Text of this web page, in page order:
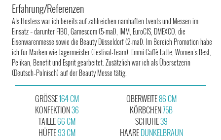
Erfahrung/Referenzen
Als Hostess war ich bereits auf zahlreichen namhaften Events und Messen im
Einsatz – darunter FIBO, Gamescom (5-mal), IMM, EuroCIS, DMEXCO, die
Eisenwarenmesse sowie die Beauty Düsseldorf (2-mal). Im Bereich Promotion habe
ich für Marken wie Jägermeister (Festival-Team), Emmi Caffè Latte, Women’s Best,
Pelikan, Benefit und Esprit gearbeitet. Zusätzlich war ich als Übersetzerin
(Deutsch–Polnisch) auf der Beauty Messe tätig.
GRÖSSE164 CM
KONFEKTION36
OBERWEITE86 CM
KÖRBCHEN75B
TAILLE66 CM
HÜFTE93 CM
SCHUHE39
HAAREDUNKELBRAUN